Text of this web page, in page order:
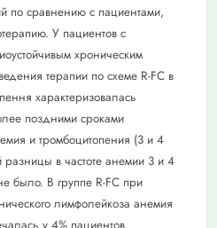
по сравнению с пациентами,
У пациентов с
хроническим
терапии по схеме R-FC в
характеризовалась
поздними сроками
и тромбоцитопения (3 и 4
разницы в частоте анемии 3 и 4
было. В группе R-FC при
лимфолейкоза анемия
у 4% пациентов,